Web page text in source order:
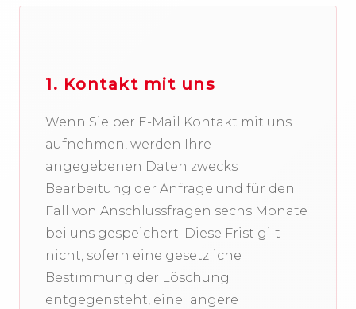
1. Kontakt mit uns
Wenn Sie per E-Mail Kontakt mit uns
aufnehmen, werden Ihre
angegebenen Daten zwecks
Bearbeitung der Anfrage und für den
Fall von Anschlussfragen sechs Monate
bei uns gespeichert. Diese Frist gilt
nicht, sofern eine gesetzliche
Bestimmung der Löschung
entgegensteht, eine längere